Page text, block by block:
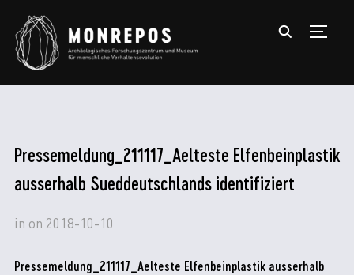
Pressemeldung_211117_Aelteste Elfenbeinplastik
ausserhalb Sueddeutschlands identifiziert
in on 2018-10-10
Pressemeldung_211117_Aelteste Elfenbeinplastik ausserhalb